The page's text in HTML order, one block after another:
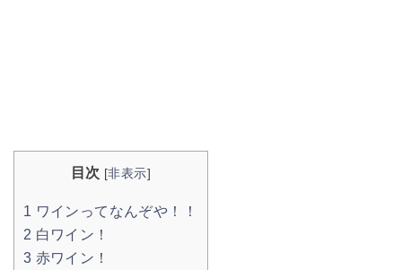
目次 [非表示]
1 ワインってなんぞや！！
2 白ワイン！
3 赤ワイン！